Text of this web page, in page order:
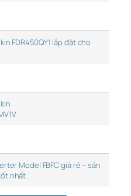
FDR450QY1 lắp đặt cho
Model FBFC giá rẻ – sản
nhất